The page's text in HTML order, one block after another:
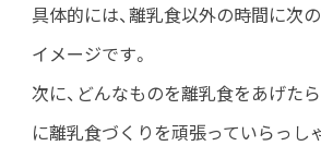
具体的には、離乳食以外の時間に次
イメージです。
次に、どんなものを離乳食をあげた
に離乳食づくりを頑張っていらっ